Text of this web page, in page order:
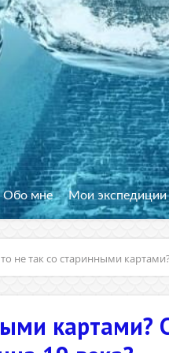
Обо мне Мои экспедиции
не так со старинными
картами?